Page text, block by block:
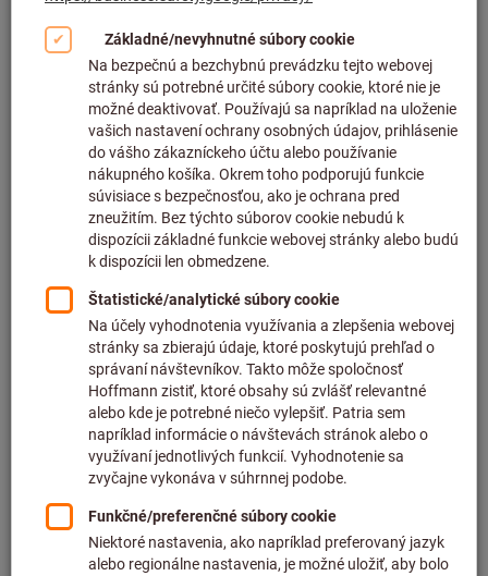
10 varianty
134,55 €
plus DPHplus náklady na dopravu
Na varianty
Stopková závitová fréza 2×D
TiAlN
Č. pol.: 139680
Dodanie ihneď
11 varianty
164,86 €
plus DPH plus náklady na dopravu
Na varianty